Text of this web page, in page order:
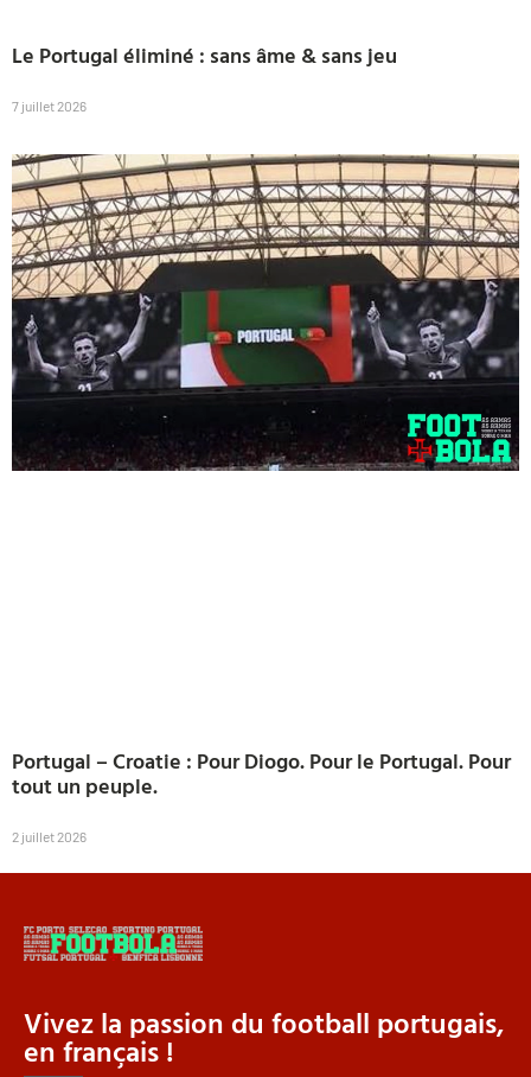
Le Portugal éliminé : sans âme & sans jeu
7 juillet 2026
Portugal – Croatie : Pour Diogo. Pour le Portugal. Pour
tout un peuple.
2 juillet 2026
Vivez la passion du football portugais,
en français !